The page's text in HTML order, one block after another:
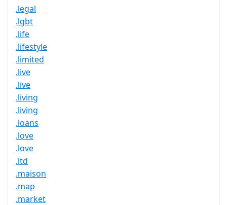
.legal
.lgbt
.life
.lifestyle
.limited
.live
.live
.living
.living
.loans
.love
.love
.ltd
.maison
.map
.market